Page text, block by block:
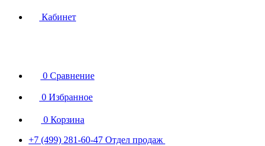
Кабинет
0 Сравнение
0 Избранное
0 Корзина
+7 (499) 281-60-47 Отдел продаж